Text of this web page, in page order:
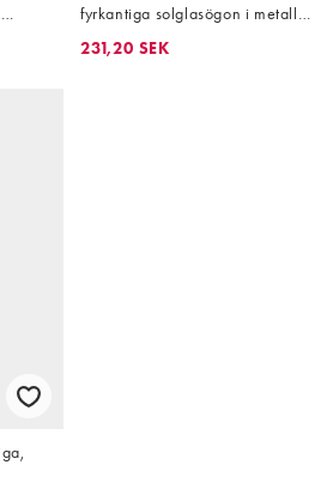
fyrkantiga solglasögon i metall
med bruna glas
231,20 SEK